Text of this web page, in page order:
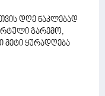
დღე ნაკლებად
გარემო,
მეტი ყურადღება